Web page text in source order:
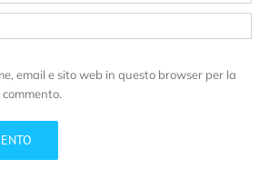
email e sito web in questo browser per la